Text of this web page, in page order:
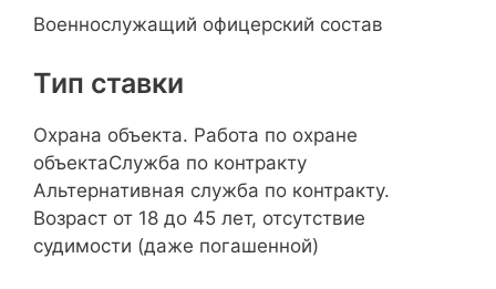
Военнослужащий офицерский состав
Тип ставки
Охрана объекта. Работа по охране
объектаСлужба по контракту
Альтернативная служба по контракту.
Возраст от 18 до 45 лет, отсутствие
судимости (даже погашенной)